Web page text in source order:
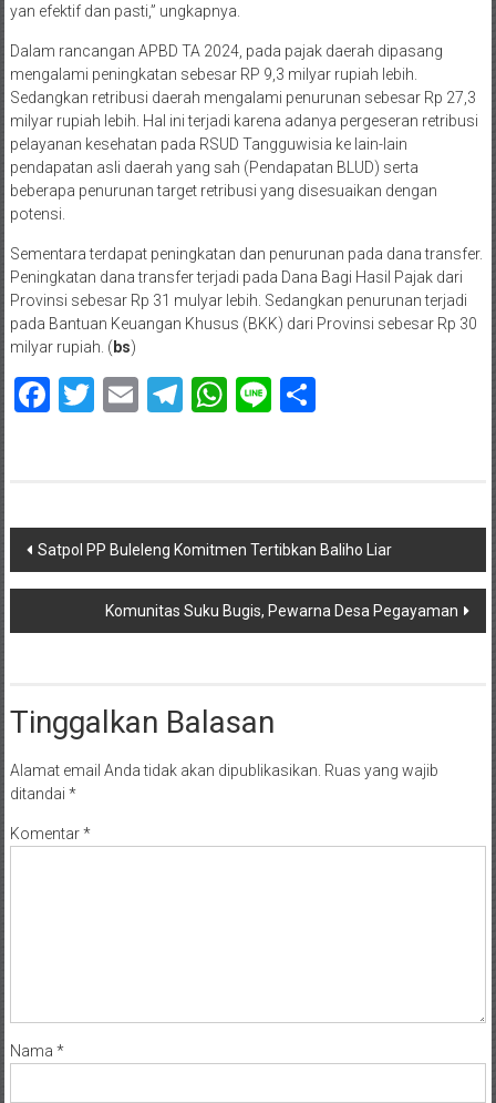
yan efektif dan pasti,” ungkapnya.
Dalam rancangan APBD TA 2024, pada pajak daerah dipasang
mengalami peningkatan sebesar RP 9,3 milyar rupiah lebih.
Sedangkan retribusi daerah mengalami penurunan sebesar Rp 27,3
milyar rupiah lebih. Hal ini terjadi karena adanya pergeseran retribusi
pelayanan kesehatan pada RSUD Tangguwisia ke lain-lain
pendapatan asli daerah yang sah (Pendapatan BLUD) serta
beberapa penurunan target retribusi yang disesuaikan dengan
potensi.
Sementara terdapat peningkatan dan penurunan pada dana transfer.
Peningkatan dana transfer terjadi pada Dana Bagi Hasil Pajak dari
Provinsi sebesar Rp 31 mulyar lebih. Sedangkan penurunan terjadi
pada Bantuan Keuangan Khusus (BKK) dari Provinsi sebesar Rp 30
milyar rupiah. (bs)
Facebook
Twitter
EmailTelegram
WhatsApp
LineShare
Navigasi
pos
Satpol PP Buleleng Komitmen Tertibkan Baliho Liar
Komunitas Suku Bugis, Pewarna Desa Pegayaman
Tinggalkan Balasan
Alamat email Anda tidak akan dipublikasikan. Ruas yang wajib
ditandai *
Komentar*
Nama *